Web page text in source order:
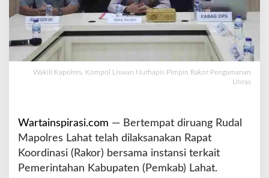
p
l
L
s
u
r
h
a
Wakili Kapolres, Kompol Liswan Nurhapis Pimpin Rakor Pengamanan
Unras
Wartainspirasi.com — Bertempat diruang Rudal
Mapolres Lahat telah dilaksanakan Rapat
Koordinasi (Rakor) bersama instansi terkait
Pemerintahan Kabupaten (Pemkab) Lahat.